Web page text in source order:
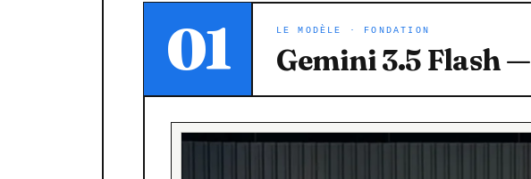
01 LE MODÈLE · FONDATION
Gemini 3.5 Flash —